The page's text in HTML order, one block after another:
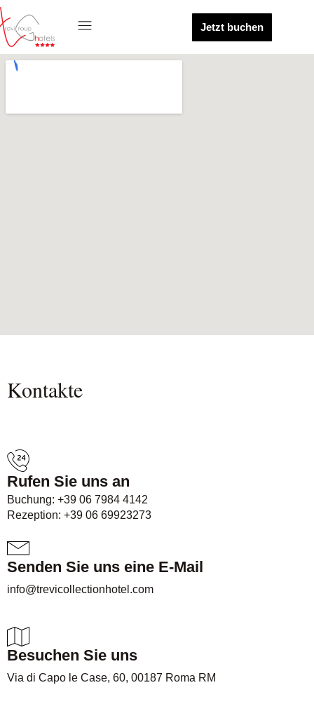
Jetzt buchen
Kontakte
Rufen Sie uns an
Buchung: +39 06 7984 4142
Rezeption: +39 06 69923273
Senden Sie uns eine E-Mail
info@trevicollectionhotel.com
Besuchen Sie uns
Via di Capo le Case, 60, 00187 Roma RM